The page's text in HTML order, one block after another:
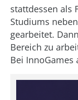
stattdessen als
Studiums
gearbeitet.
Bereich zu
Bei InnoGames